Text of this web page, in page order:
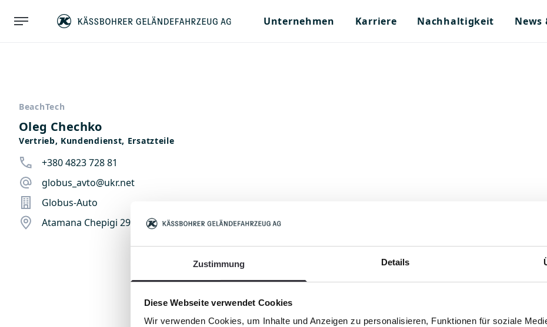
Zustimmung Details
Diese Webseite verwendet Cookies
Wir verwenden Cookies, um Inhalte und Anzeigen zu personalisieren, Funktionen für soziale
Unternehmen Karriere Nachhaltigkeit News
BeachTech
Oleg Chechko
Vertrieb, Kundendienst, Ersatzteile
+380 4823 728 81
globus_avto@ukr.net
Globus-Auto
Atamana Chepigi 29, 65003 Odessa, Ukraine